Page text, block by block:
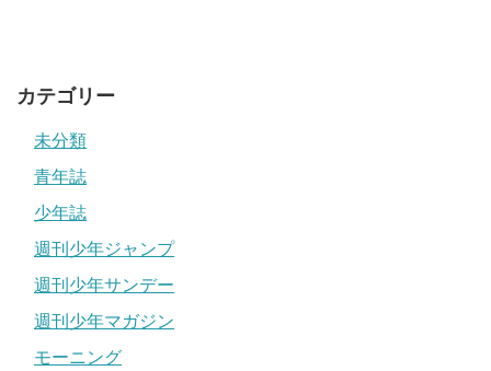
カテゴリー
未分類
青年誌
少年誌
週刊少年ジャンプ
週刊少年サンデー
週刊少年マガジン
モーニング